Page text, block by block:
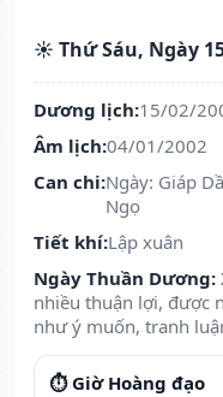
☀️ Thứ Sáu, Ngày
Dương lịch:15/02/
Âm lịch:04/01/2002
Can chi:Ngày: Giáp
Ngọ
Tiết khí:Lập xuân
Ngày Thuần Dương:
nhiều thuận lợi, được
như ý muốn, tranh
⏱️ Giờ Hoàng đạo